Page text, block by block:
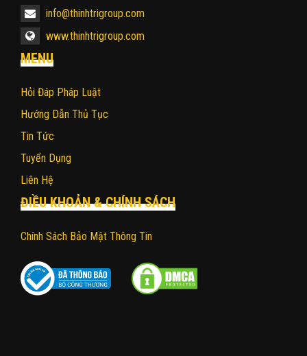
info@thinhtrigroup.com
www.thinhtrigroup.com
MENU
Hỏi Đáp Pháp Luật
Hướng Dẫn Thủ Tục
Tin Tức
Tuyển Dụng
Liên Hệ
ĐIỀU KHOẢN & CHÍNH SÁCH
Chính Sách Bảo Mật Thông Tin